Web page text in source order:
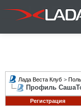
Лада Веста Клуб >
Профиль
Регистрация